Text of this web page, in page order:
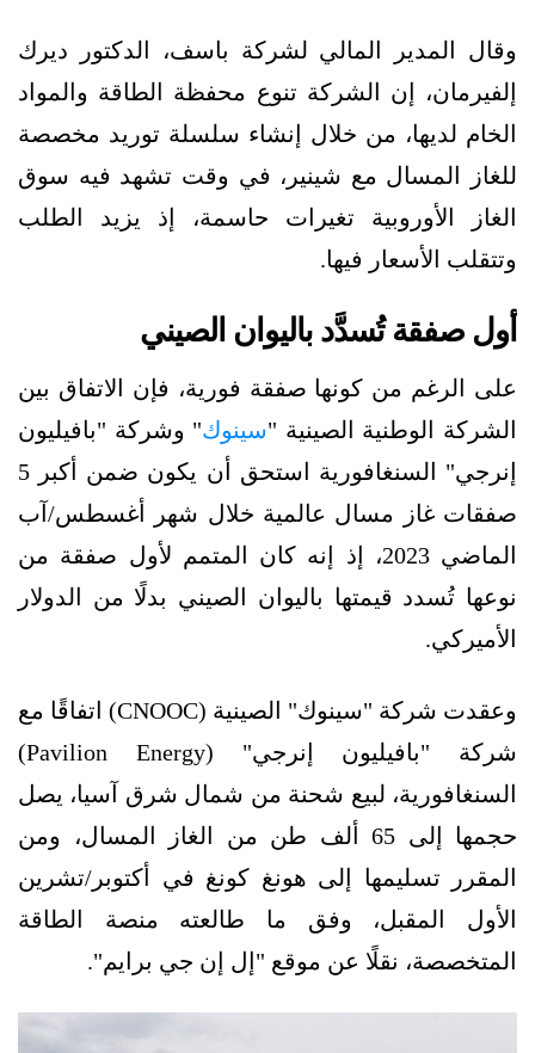
وقال المدير المالي لشركة باسف، الدكتور ديرك
إلفيرمان، إن الشركة تنوع محفظة الطاقة والمواد
الخام لديها، من خلال إنشاء سلسلة توريد مخصصة
للغاز المسال مع شينير، في وقت تشهد فيه سوق
الغاز الأوروبية تغيرات حاسمة، إذ يزيد الطلب
وتتقلب الأسعار فيها.
أول صفقة تُسدَّد باليوان الصيني
على الرغم من كونها صفقة فورية، فإن الاتفاق بين
الشركة الوطنية الصينية "سينوك" وشركة "بافيليون
إنرجي" السنغافورية استحق أن يكون ضمن أكبر 5
صفقات غاز مسال عالمية خلال شهر أغسطس/آب
الماضي 2023، إذ إنه كان المتمم لأول صفقة من
نوعها تُسدد قيمتها باليوان الصيني بدلًا من الدولار
الأميركي.
وعقدت شركة "سينوك" الصينية (CNOOC) اتفاقًا مع
شركة "بافيليون إنرجي" (Pavilion Energy)
السنغافورية، لبيع شحنة من شمال شرق آسيا، يصل
حجمها إلى 65 ألف طن من الغاز المسال، ومن
المقرر تسليمها إلى هونغ كونغ في أكتوبر/تشرين
الأول المقبل، وفق ما طالعته منصة الطاقة
المتخصصة، نقلًا عن موقع "إل إن جي برايم".